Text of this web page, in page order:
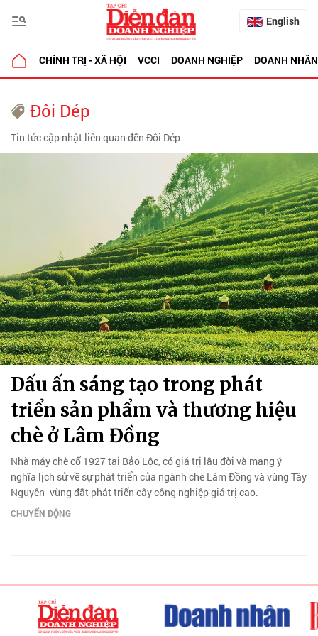
English
CHÍNH TRỊ - XÃ HỘI VCCI DOANH NGHIỆP DOANH NHÂN
Đôi Dép
Tin tức cập nhật liên quan đến Đôi Dép
Dấu ấn sáng tạo trong phát
triển sản phẩm và thương hiệu
chè ở Lâm Đồng
Nhà máy chè cổ 1927 tại Bảo Lộc, có giá trị lâu đời và mang ý
nghĩa lịch sử về sự phát triển của ngành chè Lâm Đồng và vùng Tây
Nguyên- vùng đất phát triển cây công nghiệp giá trị cao.
CHUYỂN ĐỘNG